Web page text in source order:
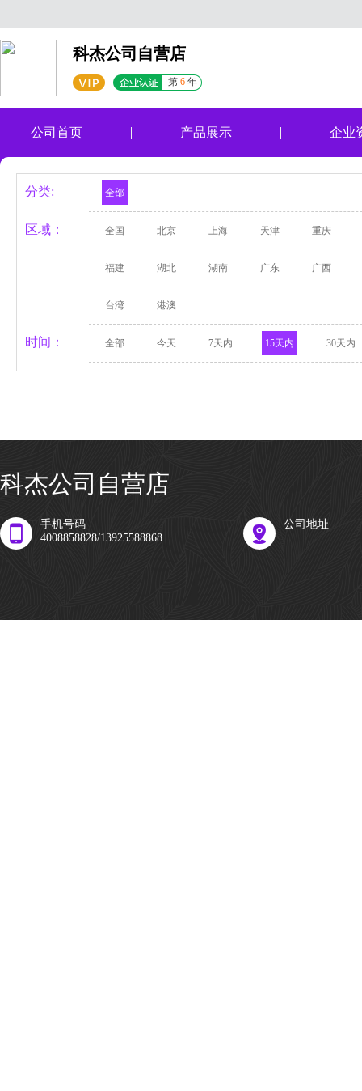
科杰公司自营店
第 6 年
公司首页 产品展示 企业
分类: 全部
区域： 全国 北京 上海 天津 重庆
福建 湖北 湖南 广东 广西
台湾 港澳
时间： 全部 今天 7天内 15天内 30天内
科杰公司自营店
手机号码
4008858828/13925588868
公司地址